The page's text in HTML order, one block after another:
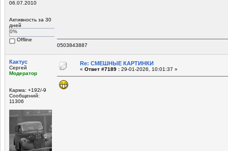
06.07.2010
Активность за 30
дней
0%
Offline
0503843887
Кактус
Сергей
Модератор
Карма: +192/-9
Сообщений:
11306
Re: СМЕШНЫЕ КАРТИНКИ
« Ответ #7189 : 29-01-2026, 10:01:37 »